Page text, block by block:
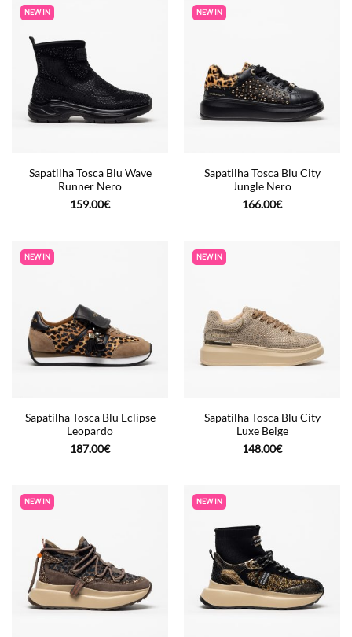
NEW IN
Sapatilha Tosca Blu Wave
Runner Nero
159.00€
NEW IN
Sapatilha Tosca Blu City
Jungle Nero
166.00€
NEW IN
Sapatilha Tosca Blu Eclipse
Leopardo
187.00€
NEW IN
Sapatilha Tosca Blu City
Luxe Beige
148.00€
NEW IN NEW IN